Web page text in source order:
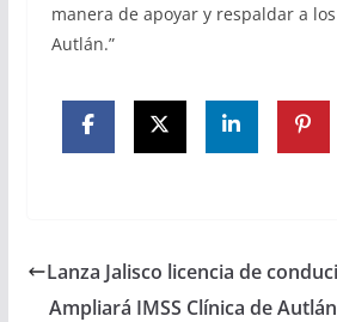
manera de apoyar y respaldar a
Autlán.”
Lanza Jalisco licencia de
Ampliará IMSS Clínica de